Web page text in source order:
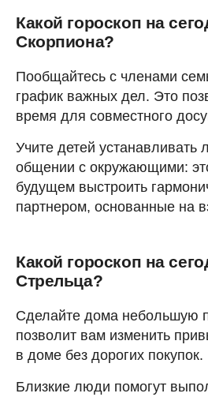
Какой гороскоп на
Скорпиона?
Пообщайтесь с членами
график важных дел. Это
время для совместного
Учите детей устанавливать
общении с окружающими:
будущем выстроить
партнером, основанные на
Какой гороскоп на
Стрельца?
Сделайте дома небольшую
позволит вам изменить
в доме без дорогих покупок.
Близкие люди помогут